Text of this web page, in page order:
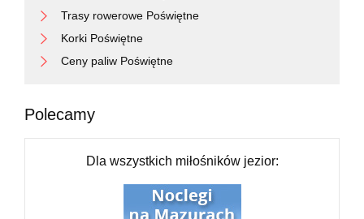
Trasy rowerowe Poświętne
Korki Poświętne
Ceny paliw Poświętne
Polecamy
Dla wszystkich miłośników jezior: